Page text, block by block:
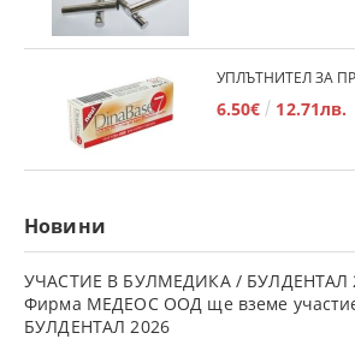
УПЛЪТНИТЕЛ ЗА
6.50€ 12.71лв.
Новини
УЧАСТИЕ В БУЛМЕДИКА / БУЛДЕНТАЛ
Фирма МЕДЕОС ООД ще вземе
БУЛДЕНТАЛ 2026